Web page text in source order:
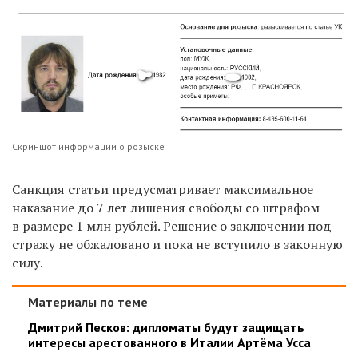
Скриншот информации о розыске
Санкция статьи предусматривает максимальное
наказание до 7 лет лишения свободы со штрафом
в размере 1 млн рублей. Решение о заключении под
стражу не обжаловано и пока не вступило в законную
силу.
Материалы по теме
Дмитрий Песков: дипломаты будут защищать
интересы арестованного в Италии Артёма Усса